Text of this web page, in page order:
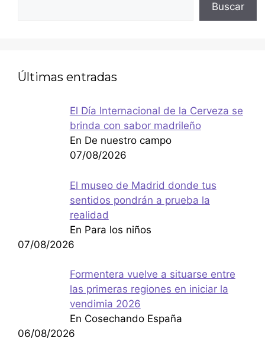
Buscar
Últimas entradas
El Día Internacional de la Cerveza se
brinda con sabor madrileño
En De nuestro campo
07/08/2026
El museo de Madrid donde tus
sentidos pondrán a prueba la
realidad
En Para los niños
07/08/2026
Formentera vuelve a situarse entre
las primeras regiones en iniciar la
vendimia 2026
En Cosechando España
06/08/2026